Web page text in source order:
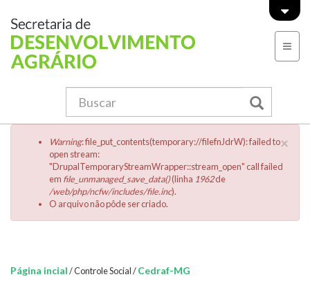
Formulário de busca
×
Menssagem de erro
Warning: file_put_contents(temporary://filefnJdrW): failed to
open stream:
"DrupalTemporaryStreamWrapper::stream_open" call failed
em file_unmanaged_save_data()(linha 1962de
/web/php/ncfw/includes/file.inc).
O arquivo não pôde ser criado.
Você está aqui:
Página incial/Controle Social/Cedraf-MG